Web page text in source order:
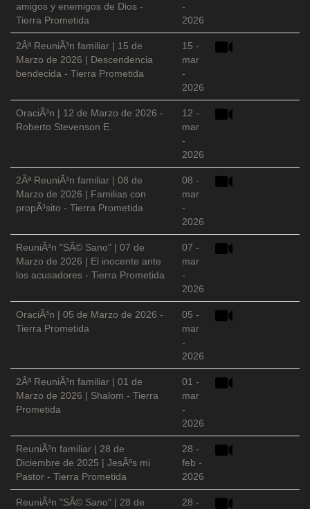
amigos y enemigos de Dios -
Tierra Prometida
-
2026
2Âª ReuniÃ³n familiar | 15 de
Marzo de 2026 | Descendencia
bendecida - Tierra Prometida
15 -
mar
-
2026
OraciÃ³n | 12 de Marzo de 2026 -
Roberto Stevenson E.
12 -
mar
-
2026
2Âª ReuniÃ³n familiar | 08 de
Marzo de 2026 | Familias con
propÃ³sito - Tierra Prometida
08 -
mar
-
2026
ReuniÃ³n "SÃ© Sano" | 07 de
Marzo de 2026 | El inocente ante
los acusadores - Tierra Prometida
07 -
mar
-
2026
OraciÃ³n | 05 de Marzo de 2026 -
Tierra Prometida
05 -
mar
-
2026
2Âª ReuniÃ³n familiar | 01 de
Marzo de 2026 | Shalom - Tierra
Prometida
01 -
mar
-
2026
ReuniÃ³n familiar | 28 de
Diciembre de 2025 | JesÃºs mi
Pastor - Tierra Prometida
28 -
feb -
2026
ReuniÃ³n "SÃ© Sano" | 28 de
28 -